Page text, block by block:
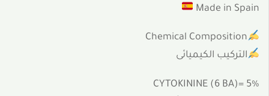
Made in Spain
Chemical Composition
التركيب الكيميائى
CYTOKININE (6 BA)= 5%